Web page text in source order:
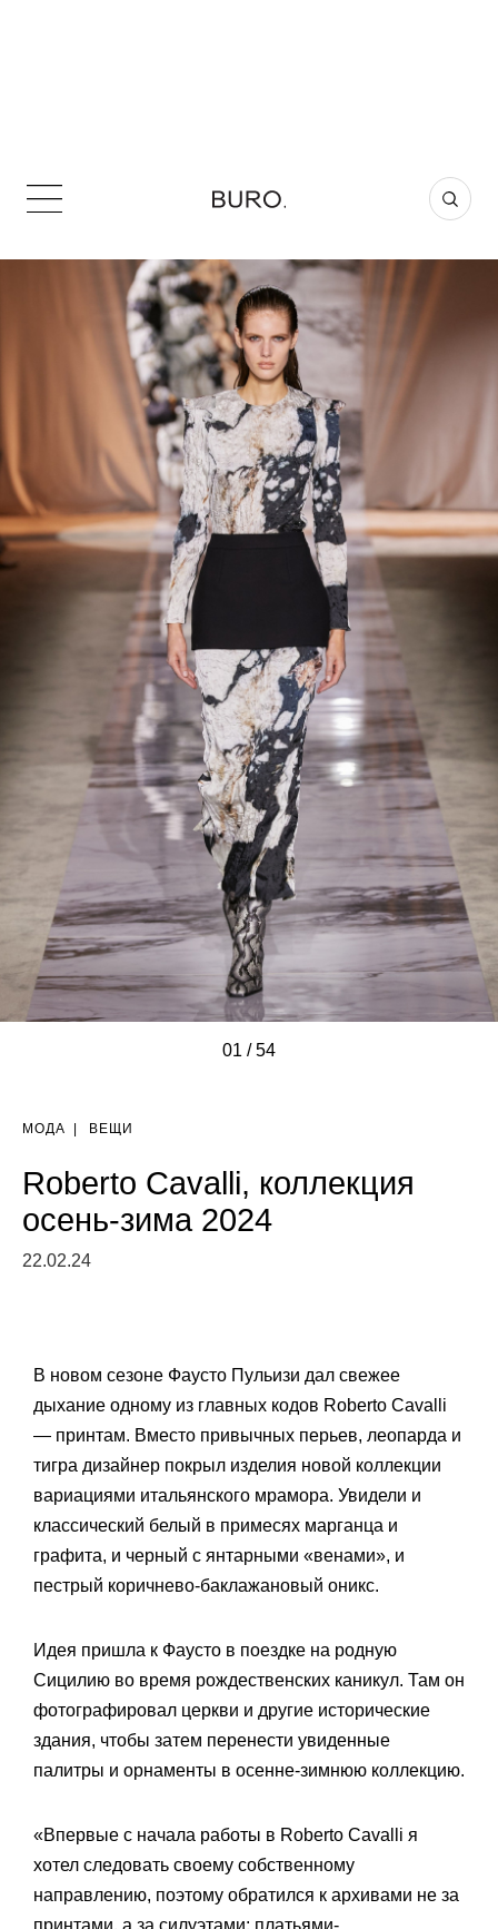
01 / 54
/////////
////////////////////////////////////////////
МОДА ВЕЩИ
Roberto Cavalli, коллекция
осень-зима 2024
22.02.24
В новом сезоне Фаусто Пульизи дал свежее
дыхание одному из главных кодов Roberto Cavalli
— принтам. Вместо привычных перьев, леопарда и
тигра дизайнер покрыл изделия новой коллекции
вариациями итальянского мрамора. Увидели и
классический белый в примесях марганца и
графита, и черный с янтарными «венами», и
пестрый коричнево-баклажановый оникс.
Идея пришла к Фаусто в поездке на родную
Сицилию во время рождественских каникул. Там он
фотографировал церкви и другие исторические
здания, чтобы затем перенести увиденные
палитры и орнаменты в осенне-зимнюю коллекцию.
«Впервые с начала работы в Roberto Cavalli я
хотел следовать своему собственному
направлению, поэтому обратился к архивами не за
принтами, а за силуэтами: платьями-